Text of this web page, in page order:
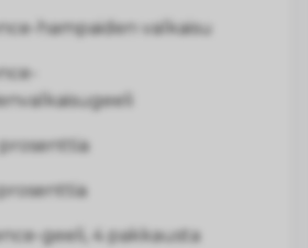
hampaiden valkaisu
prosenttia
geeli, 4 pakkausta